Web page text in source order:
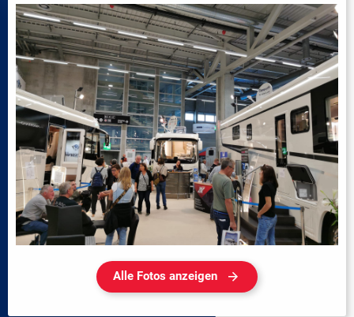
Alle Fotos anzeigen